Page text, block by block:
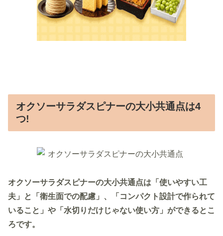
オクソーサラダスピナーの大小共通点は4
つ!
オクソーサラダスピナーの大小共通点は「使いやすい工
夫」と「衛生面での配慮」、「コンパクト設計で作られて
いること」や「水切りだけじゃない使い方」ができるとこ
ろです。